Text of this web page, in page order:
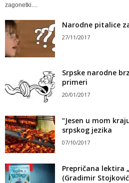
zagonetki....
Narodne pitalice
27/11/2017
Srpske narodne
primeri
20/01/2017
“Jesen u mom
srpskog jezika
07/10/2017
Prepričana lektira
(Gradimir